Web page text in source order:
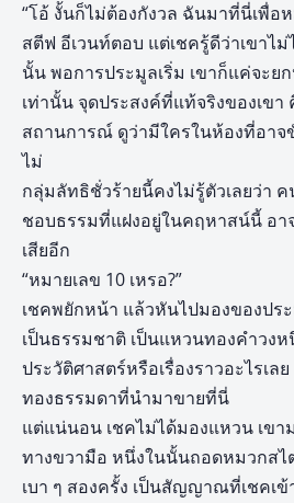
“โอ้ งั้นก็ไม่ต้องกังวล ฉันมาที่นี่เพื่อห
สตีฟ อีเวนท์ตอบ แต่เชครู้ดีว่าเขาไ
นั้น พอการประมูลเริ่ม เขาก็แค่จะย
เท่านั้น จุดประสงค์ที่แท้จริงของเขา
สถานการณ์ ดูว่ามีใครในห้องที่อา
ไม่
กลุ่มลัทธิชั่วร้ายนี้คงไม่รู้ตัวเลยว่า ค
ชอบธรรมที่แฝงอยู่ในคฤหาสน์นี้ อา
เสียอีก
“หมายเลข 10 เหรอ?”
เชคพยักหน้า แล้วหันไปมองของปร
เป็นธรรมชาติ เป็นแหวนทองคำวง
ประวัติศาสตร์หรือเรื่องราวอะไรเล
ทองธรรมดาที่นำมาขายที่นี่
แต่แน่นอน เชคไม่ได้มองแหวน เข
ทางขวามือ หนึ่งในนั้นถอดหมวกสไ
เบา ๆ สองครั้ง เป็นสัญญาณที่เชคเ